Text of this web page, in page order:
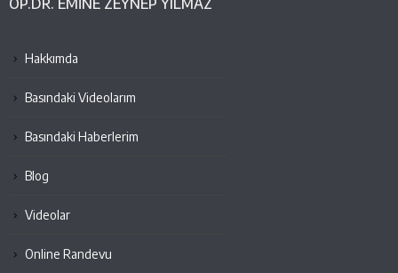
Hakkımda
Basındaki Videolarım
Basındaki Haberlerim
Blog
Videolar
Online Randevu